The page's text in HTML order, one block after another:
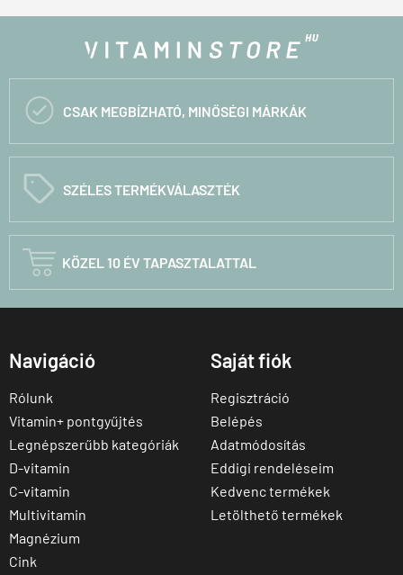
 CSAK MEGBÍZHATÓ, MINŐSÉGI MÁRKÁK
C SZÉLES TERMÉKVÁLASZTÉK
 KÖZEL 10 ÉV TAPASZTALATTAL
Navigáció
Rólunk
Vitamin+ pontgyűjtés
Legnépszerűbb kategóriák
D-vitamin
C-vitamin
Multivitamin
Magnézium
Cink
Saját fiók
Regisztráció
Belépés
Adatmódosítás
Eddigi rendeléseim
Kedvenc termékek
Letölthető termékek